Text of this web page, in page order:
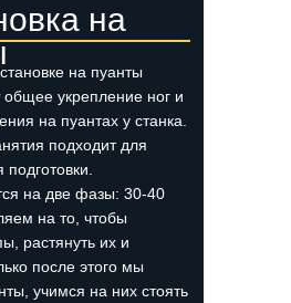
на
на пуанты
общее укрепление ног и
на пуантах у станка.
подходит для
на две фазы: 30-40
на то, чтобы
растянуть их и
после этого мы
учимся на них стоять